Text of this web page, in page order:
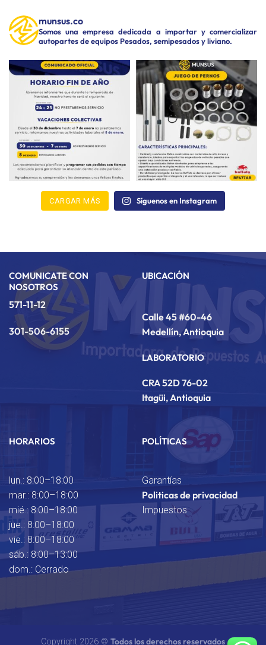
munsus.co
Somos una empresa dedicada a importar y comercializar
autopartes de equipos Pesados, semipesados y liviano.
CARGAR MÁS Síguenos en Instagram
COMUNICATE CON
NOSOTROS
571-11-12
301-506-6155
UBICACIÓN
Calle 45 #60-46
Medellín, Antioquia
LABORATORIO
CRA 52D 76-02
Itagüi, Antioquia
HORARIOS
lun.: 8:00–18:00
mar.: 8:00–18:00
mié.: 8:00–18:00
jue.: 8:00–18:00
vie.: 8:00–18:00
sáb.: 8:00–13:00
dom.: Cerrado
POLÍTICAS
Garantías
Politicas de privacidad
Impuestos
Copyright 2026 © Todos los derechos reservados